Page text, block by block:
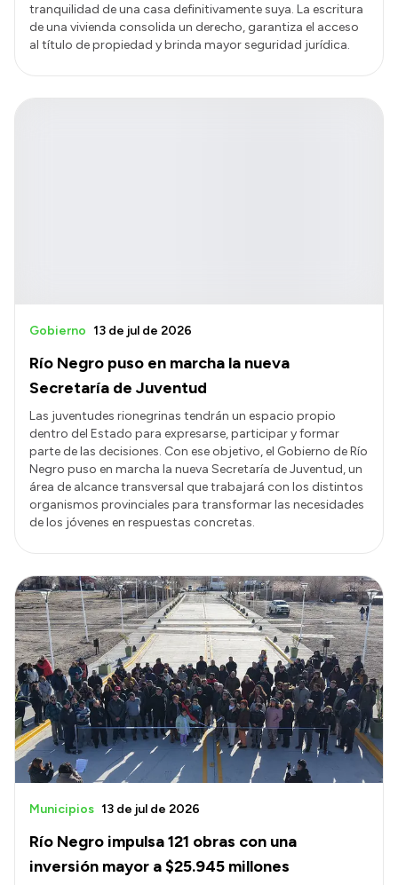
tranquilidad de una casa definitivamente suya. La escritura
de una vivienda consolida un derecho, garantiza el acceso
al título de propiedad y brinda mayor seguridad jurídica.
Río Negro puso en marcha la nueva
Secretaría de Juventud
Gobierno 13 de jul de 2026
Las juventudes rionegrinas tendrán un espacio propio
dentro del Estado para expresarse, participar y formar
parte de las decisiones. Con ese objetivo, el Gobierno de Río
Negro puso en marcha la nueva Secretaría de Juventud, un
área de alcance transversal que trabajará con los distintos
organismos provinciales para transformar las necesidades
de los jóvenes en respuestas concretas.
Río Negro impulsa 121 obras con una
inversión mayor a $25.945 millones
Municipios 13 de jul de 2026